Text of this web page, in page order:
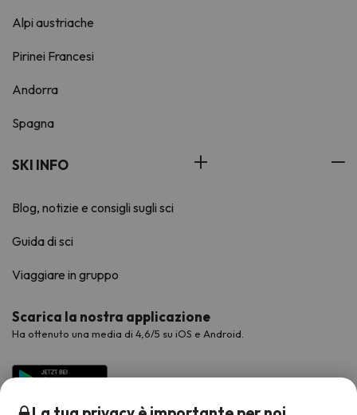
Alpi austriache
Pirinei Francesi
Andorra
Spagna
SKI INFO
Blog, notizie e consigli sugli sci
Guida di sci
Viaggiare in gruppo
Scarica la nostra applicazione
Ha ottenuto una media di 4,6/5 su iOS e Android.